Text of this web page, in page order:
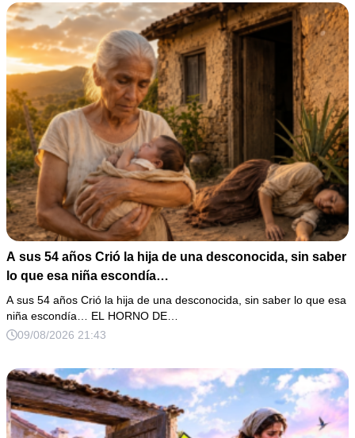
A sus 54 años Crió la hija de una desconocida, sin saber
lo que esa niña escondía…
A sus 54 años Crió la hija de una desconocida, sin saber lo que esa
niña escondía… EL HORNO DE…
09/08/2026 21:43